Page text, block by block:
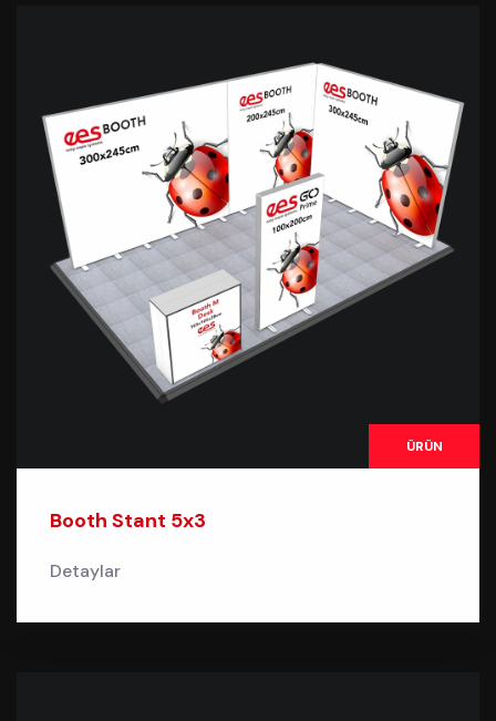
ÜRÜN
Booth Stant 5x3
Detaylar